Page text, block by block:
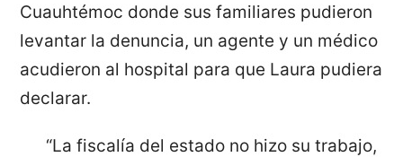
Cuauhtémoc donde sus familiares pudieron
levantar la denuncia, un agente y un médico
acudieron al hospital para que Laura pudiera
declarar.
“La fiscalía del estado no hizo su trabajo,